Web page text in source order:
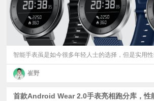
智能手表虽是如今很多年轻人士的选择，但是实用性
崔野